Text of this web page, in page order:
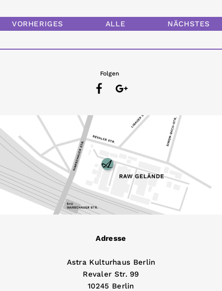
VORHERIGES ALLE NÄCHSTES
Folgen
Adresse
Astra Kulturhaus Berlin
Revaler Str. 99
10245 Berlin